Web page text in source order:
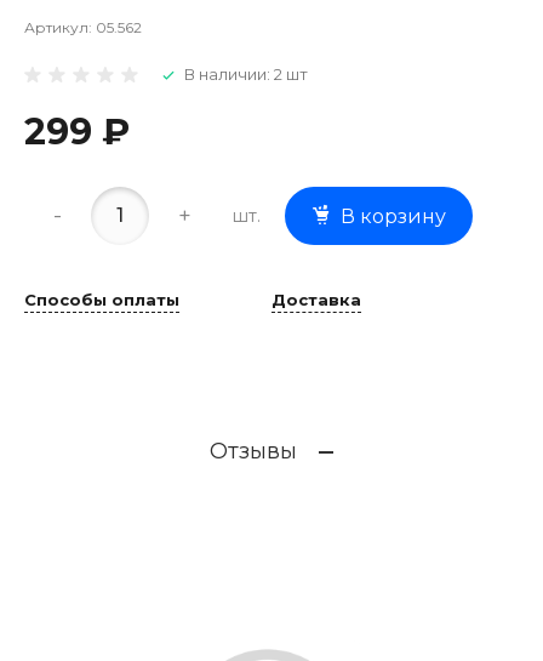
Артикул: 05.562
В наличии: 2 шт
299 ₽
- + шт. В корзину
Способы оплаты Доставка
Отзывы